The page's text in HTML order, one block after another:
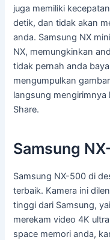
juga memiliki
detik, dan tidak akan
anda. Samsung NX
NX, memungkinkan
tidak pernah anda
mengumpulkan
langsung mengirimnya
Share.
Samsung
Samsung NX-500 di
terbaik. Kamera ini
tinggi dari Samsung,
merekam video 4K
space memori anda,